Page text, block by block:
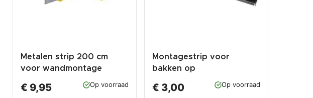
Metalen strip 200 cm
voor wandmontage
€ 9,95 Op voorraad
Montagestrip voor
bakken op
gereedschapsbord -
Trayhouder zwart
€ 3,00 Op voorraad